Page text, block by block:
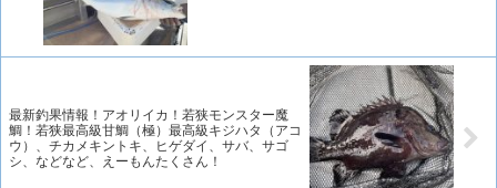
最新釣果情報！アオリイカ！若狭モンスター魔
鯛！若狭最高級甘鯛（極）最高級キジハタ（アコ
ウ）、チカメキントキ、ヒゲダイ、サバ、サゴ
シ、などなど、えーもんたくさん！